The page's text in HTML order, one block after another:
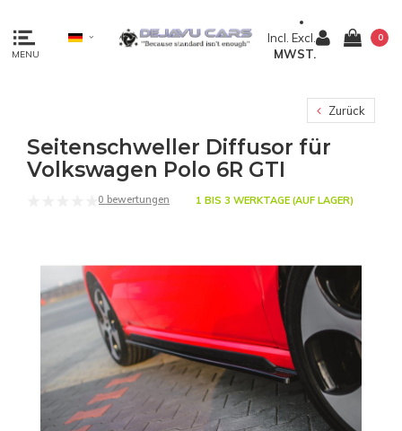
MENU
Incl. Excl.
MWST.
0
Zurück
Seitenschweller Diffusor für
Volkswagen Polo 6R GTI
0 bewertungen 1 BIS 3 WERKTAGE (AUF LAGER)